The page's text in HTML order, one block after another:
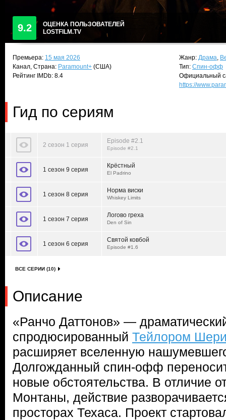
9.2
ОЦЕНКА ПОЛЬЗОВАТЕЛЕЙ
LOSTFILM.TV
Премьера: 15 мая 2026
Канал, Страна: Paramount+ (США)
Рейтинг IMDb: 8.4
Жанр: Драма,
Тип: Спин-офф
Официальный
https://
Гид по сериям
2 сезон 1 серия
Episode #2.1
Episode #2.1
1 сезон 9 серия
Крёстный
El Padrino
1 сезон 8 серия
Норма виски
Whiskey Limits
1 сезон 7 серия
Логово греха
Den of Sin
1 сезон 6 серия
Святой ковбой
Episode #1.6
ВСЕ СЕРИИ (10)
Описание
«Ранчо Даттонов» —
спродюсированный Тейлором
расширяет вселенную
Долгожданный спин-офф
новые обстоятельства. В отличие
Монтаны, действие
просторах Техаса. Проект